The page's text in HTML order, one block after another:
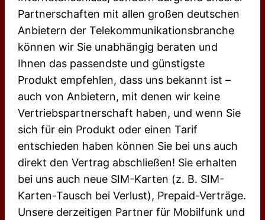
Partnerschaften mit allen großen deutschen
Anbietern der Telekommunikationsbranche
können wir Sie unabhängig beraten und
Ihnen das passendste und günstigste
Produkt empfehlen, dass uns bekannt ist –
auch von Anbietern, mit denen wir keine
Vertriebspartnerschaft haben, und wenn Sie
sich für ein Produkt oder einen Tarif
entschieden haben können Sie bei uns auch
direkt den Vertrag abschließen! Sie erhalten
bei uns auch neue SIM-Karten (z. B. SIM-
Karten-Tausch bei Verlust), Prepaid-Verträge.
Unsere derzeitigen Partner für Mobilfunk und